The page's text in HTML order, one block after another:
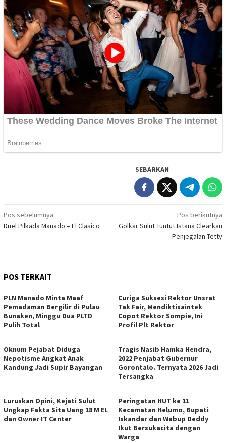
SEBARKAN
Navigasi
pos
Pos sebelumnya
Duel Pilkada Manado = El Clasico
Pos berikutnya
Golkar Sulut Tuntut Istana Clearkan
Penjegalan Tetty
POS TERKAIT
PLN Manado Minta Maaf
Pemadaman Bergilir di Pulau
Bunaken, Minggu Dua PLTD
Pulih Total
Curiga Suksesi Rektor Unsrat
Tak Fair, Mendiktisaintek
Copot Rektor Sompie, Ini
Profil Plt Rektor
Oknum Pejabat Diduga
Nepotisme Angkat Anak
Kandung Jadi Supir Bayangan
Tragis Nasib Hamka Hendra,
2022 Penjabat Gubernur
Gorontalo. Ternyata 2026 Jadi
Tersangka
Luruskan Opini, Kejati Sulut
Ungkap Fakta Sita Uang 18 M EL
dan Owner IT Center
Peringatan HUT ke 11
Kecamatan Helumo, Bupati
Iskandar dan Wabup Deddy
Ikut Bersukacita dengan
Warga